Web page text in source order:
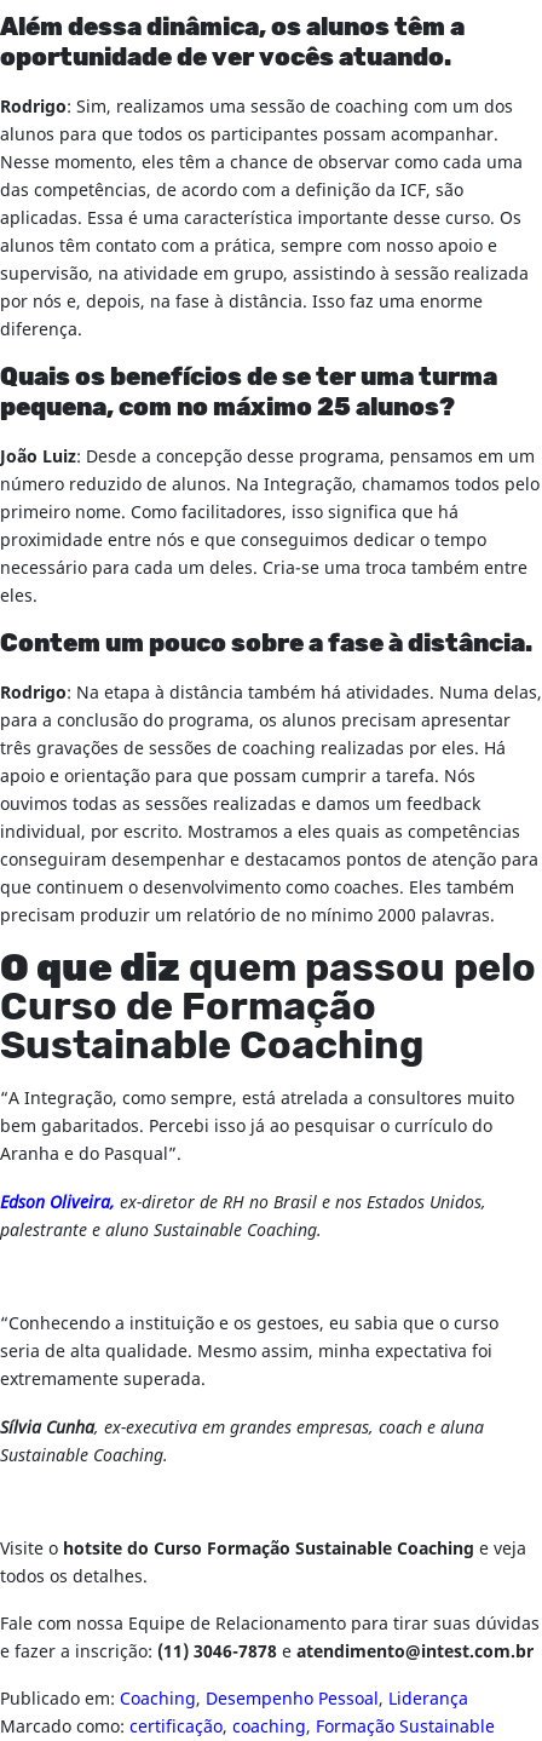
Além dessa dinâmica, os alunos têm a
oportunidade de ver vocês atuando.
Rodrigo: Sim, realizamos uma sessão de coaching com um dos
alunos para que todos os participantes possam acompanhar.
Nesse momento, eles têm a chance de observar como cada uma
das competências, de acordo com a definição da ICF, são
aplicadas. Essa é uma característica importante desse curso. Os
alunos têm contato com a prática, sempre com nosso apoio e
supervisão, na atividade em grupo, assistindo à sessão realizada
por nós e, depois, na fase à distância. Isso faz uma enorme
diferença.
Quais os benefícios de se ter uma turma
pequena, com no máximo 25 alunos?
João Luiz: Desde a concepção desse programa, pensamos em um
número reduzido de alunos. Na Integração, chamamos todos pelo
primeiro nome. Como facilitadores, isso significa que há
proximidade entre nós e que conseguimos dedicar o tempo
necessário para cada um deles. Cria-se uma troca também entre
eles.
Contem um pouco sobre a fase à distância.
Rodrigo: Na etapa à distância também há atividades. Numa delas,
para a conclusão do programa, os alunos precisam apresentar
três gravações de sessões de coaching realizadas por eles. Há
apoio e orientação para que possam cumprir a tarefa. Nós
ouvimos todas as sessões realizadas e damos um feedback
individual, por escrito. Mostramos a eles quais as competências
conseguiram desempenhar e destacamos pontos de atenção para
que continuem o desenvolvimento como coaches. Eles também
precisam produzir um relatório de no mínimo 2000 palavras.
O que diz quem passou pelo
Curso de Formação
Sustainable Coaching
“A Integração, como sempre, está atrelada a consultores muito
bem gabaritados. Percebi isso já ao pesquisar o currículo do
Aranha e do Pasqual”.
Edson Oliveira, ex-diretor de RH no Brasil e nos Estados Unidos,
palestrante e aluno Sustainable Coaching.
“Conhecendo a instituição e os gestoes, eu sabia que o curso
seria de alta qualidade. Mesmo assim, minha expectativa foi
extremamente superada.
Sílvia Cunha, ex-executiva em grandes empresas, coach e aluna
Sustainable Coaching.
Visite o hotsite do Curso Formação Sustainable Coaching e veja
todos os detalhes.
Fale com nossa Equipe de Relacionamento para tirar suas dúvidas
e fazer a inscrição: (11) 3046-7878eatendimento@intest.com.br
Publicado em: Coaching, Desempenho Pessoal, Liderança
Marcado como: certificação, coaching, Formação Sustainable